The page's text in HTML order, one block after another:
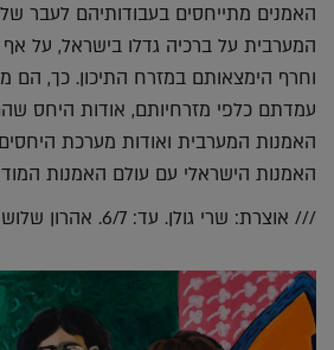
האמנים מתייחסים בעבודותיהם לעבר
המערבית על ברכיה גדלו בישראל, על
וחרף הימצאותם במזרח התיכון. כך, הם
עמדתם כלפי מזרחיותם, אודות היחס
האמנות המערבית ואודות מערכת
האמנות הישראלי עם עולם האמנות
/// אוצרת: שרי גולן. עד: 6/7. אהרון שלוש 5, תל אביב.